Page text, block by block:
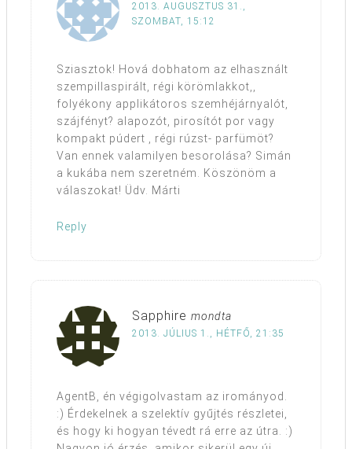
2013. AUGUSZTUS 31.,
SZOMBAT, 15:12
Sziasztok! Hová dobhatom az elhasznált
szempillaspirált, régi körömlakkot,,
folyékony applikátoros szemhéjárnyalót,
szájfényt? alapozót, pirosítót por vagy
kompakt púdert , régi rúzst- parfümöt?
Van ennek valamilyen besorolása? Simán
a kukába nem szeretném. Köszönöm a
válaszokat! Üdv. Márti
Reply
Sapphire mondta
2013. JÚLIUS 1., HÉTFŐ, 21:35
AgentB, én végigolvastam az irományod.
:) Érdekelnek a szelektív gyűjtés részletei,
és hogy ki hogyan tévedt rá erre az útra. :)